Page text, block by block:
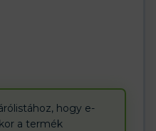
hogy e-
a termék